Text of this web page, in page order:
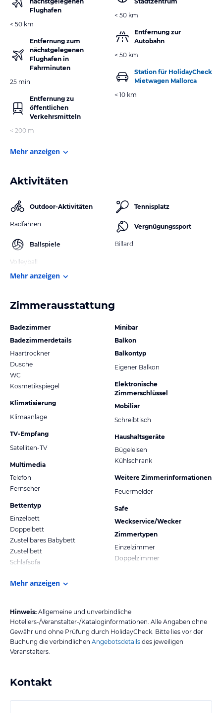
Flughafen
< 50 km
Entfernung zum
nächstgelegenen
Flughafen in
Fahrminuten
25 min
Entfernung zu
öffentlichen
Verkehrsmitteln
< 200 m
< 50 km
Entfernung zur
Autobahn
< 50 km
Station für HolidayCheck
Mietwagen Mallorca
< 10 km
Mehr anzeigen
Aktivitäten
Outdoor-Aktivitäten
Radfahren
Ballspiele
Volleyball
Tennisplatz
Vergnügungssport
Billard
Mehr anzeigen
Zimmerausstattung
Badezimmer
Badezimmerdetails
Haartrockner
Dusche
WC
Kosmetikspiegel
Klimatisierung
Klimaanlage
TV-Empfang
Satelliten-TV
Multimedia
Telefon
Fernseher
Bettentyp
Einzelbett
Doppelbett
Zustellbares Babybett
Zustellbett
Schlafsofa
Minibar
Balkon
Balkontyp
Eigener Balkon
Elektronische
Zimmerschlüssel
Mobiliar
Schreibtisch
Haushaltsgeräte
Bügeleisen
Kühlschrank
Weitere Zimmerinformationen
Feuermelder
Safe
Weckservice/Wecker
Zimmertypen
Einzelzimmer
Doppelzimmer
Mehr anzeigen
Hinweis: Allgemeine und unverbindliche
Hoteliers-/Veranstalter-/Kataloginformationen. Alle Angaben ohne
Gewähr und ohne Prüfung durch HolidayCheck. Bitte lies vor der
Buchung die verbindlichen Angebotsdetails des jeweiligen
Veranstalters.
Kontakt